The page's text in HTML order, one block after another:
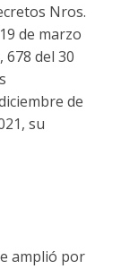
Nros.
de marzo
678 del 30
de
su
amplió por